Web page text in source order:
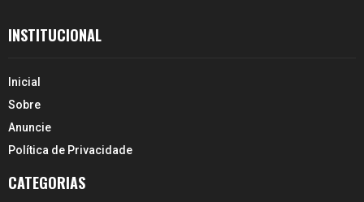
INSTITUCIONAL
Inicial
Sobre
Anuncie
Política de Privacidade
CATEGORIAS